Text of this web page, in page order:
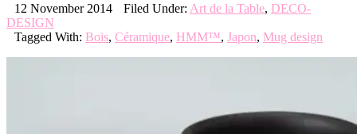
12 November 2014 Filed Under: Art de la Table, DECO-
DESIGN
Tagged With: Bois, Céramique, HMM™, Japon, Mug design